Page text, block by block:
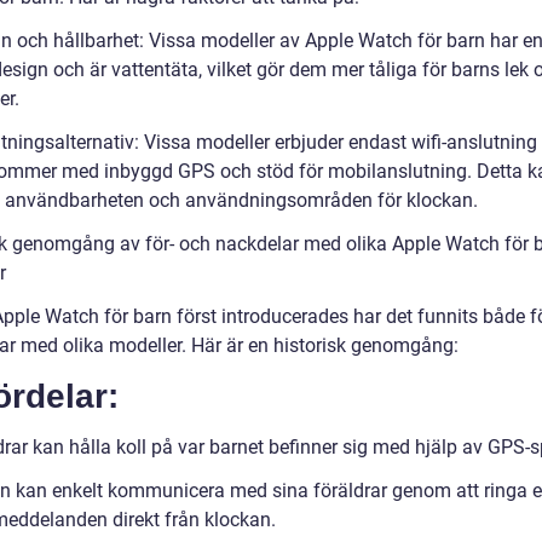
och hållbarhet: Vissa modeller av Apple Watch för barn har
och är vattentäta, vilket gör dem mer tåliga för barns lek
Vissa modeller erbjuder endast wifi-anslutning
med inbyggd GPS och stöd för mobilanslutning. Detta
användbarheten och användningsområden för klockan.
genomgång av för- och nackdelar med olika Apple Watch för
Watch för barn först introducerades har det funnits både
med olika modeller. Här är en historisk genomgång:
kan hålla koll på var barnet befinner sig med hjälp av GPS-
kan enkelt kommunicera med sina föräldrar genom att ringa
direkt från klockan.